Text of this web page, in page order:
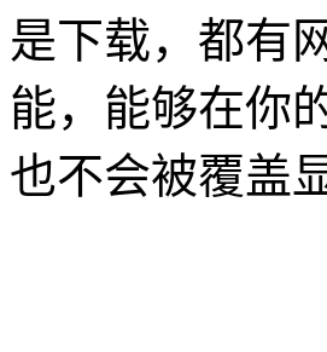
是下载，都有
能，能够在你
也不会被覆盖